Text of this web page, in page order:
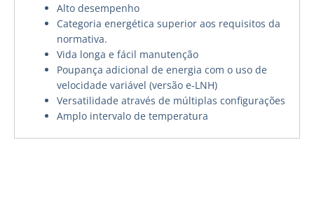
Alto desempenho
Categoria energética superior aos requisitos da
normativa.
Vida longa e fácil manutenção
Poupança adicional de energia com o uso de
velocidade variável (versão e-LNH)
Versatilidade através de múltiplas configurações
Amplo intervalo de temperatura